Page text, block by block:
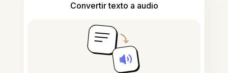
Convertir texto a audio